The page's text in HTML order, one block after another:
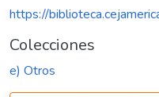
https://
Colecciones
e) Otros